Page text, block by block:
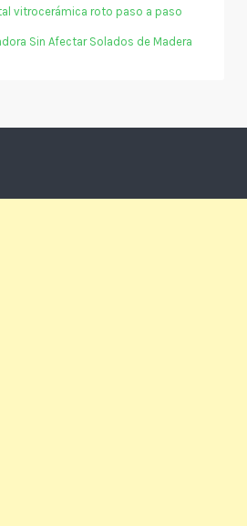
vitrocerámica roto paso a paso
Sin Afectar Solados de Madera